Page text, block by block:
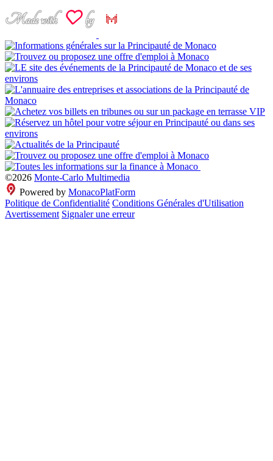
©2026 Monte-Carlo Multimedia
Powered by MonacoPlatForm
Politique de Confidentialité Conditions Générales d'Utilisation
Avertissement Signaler une erreur